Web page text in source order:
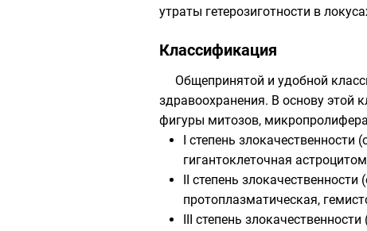
утраты гетерозиготности в
Классификация
Общепринятой и удобной
здравоохранения. В основу этой
фигуры митозов,
I степень
гигантоклеточная
II степень
протоплазматическая,
III степень